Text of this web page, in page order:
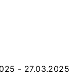
- 27.03.2025